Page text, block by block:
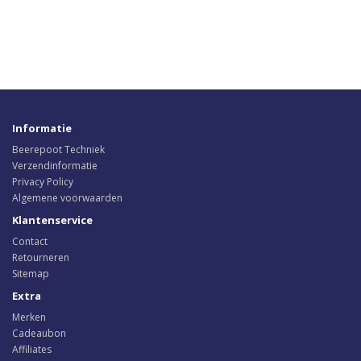
Informatie
Beerepoot Techniek
Verzendinformatie
Privacy Policy
Algemene voorwaarden
Klantenservice
Contact
Retourneren
Sitemap
Extra
Merken
Cadeaubon
Affiliates